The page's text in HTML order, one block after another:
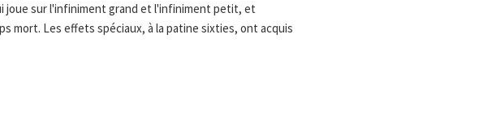
joue sur l'infiniment grand et l'infiniment petit, et
mort. Les effets spéciaux, à la patine sixties, ont acquis